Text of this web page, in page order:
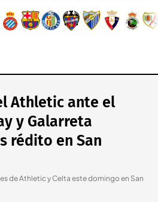
Athletic ante el
y Galarreta
rédito en San
de Athletic y Celta este domingo en San